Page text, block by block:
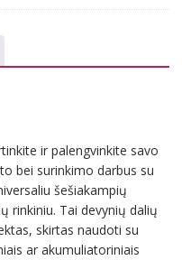
ir palengvinkite savo
bei surinkimo darbus su
šešiakampių
rinkiniu. Tai devynių dalių
skirtas naudoti su
ar akumuliatoriniais